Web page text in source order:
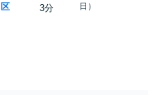
区
3分
日）